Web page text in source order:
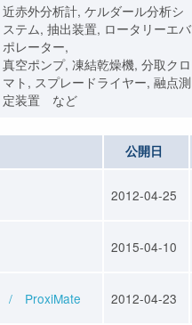
近赤外分析計, ケルダール分析シ
ステム, 抽出装置, ロータリーエバ
ポレーター,
真空ポンプ, 凍結乾燥機, 分取クロ
マト, スプレードライヤー, 融点測
定装置 など
公開日
2012-04-25
2015-04-10
/ ProxiMate 2012-04-23